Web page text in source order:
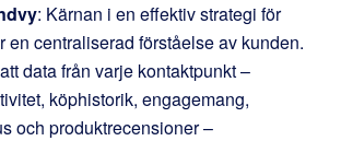
: Kärnan i en effektiv strategi för
en centraliserad förståelse av kunden.
data från varje kontaktpunkt –
köphistorik, engagemang,
och produktrecensioner –